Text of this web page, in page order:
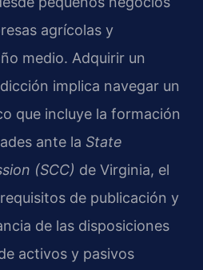
agrícolas y
medio. Adquirir un
implica navegar un
que incluye la formación
ante la State
(SCC) de Virginia, el
de publicación y
de las disposiciones
activos y pasivos